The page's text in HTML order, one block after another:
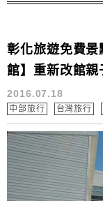
安永心食館、蘇
彰化旅遊免費
館】重新改館
2016.07.18
中部旅行 台灣旅行